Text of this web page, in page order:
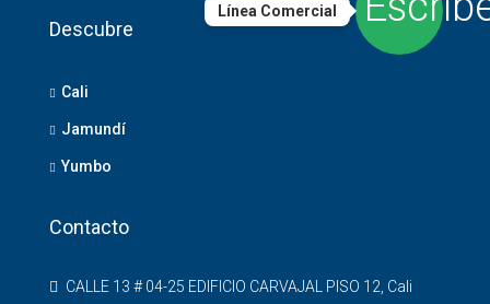
Descubre
Cali
Jamundí
Yumbo
Contacto
CALLE 13 # 04-25 EDIFICIO CARVAJAL PISO 12, Cali
Línea Comercial